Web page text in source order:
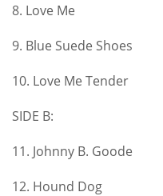
8. Love Me
9. Blue Suede Shoes
10. Love Me Tender
SIDE B:
11. Johnny B. Goode
12. Hound Dog